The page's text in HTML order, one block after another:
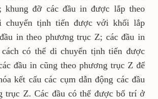
khung đỡ các đầu in được lắp theo
chuyển tịnh tiến được với khối lắp
in theo phương trục Z; các đầu in
có thể di chuyển tịnh tiến được
đầu in cũng theo phương trục Z để
kết cấu các cụm dẫn động các đầu
trục Z. Các đầu có thể được bố trí ở